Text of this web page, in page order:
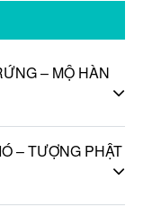
– MỘ HÀN
– TƯỢNG PHẬT